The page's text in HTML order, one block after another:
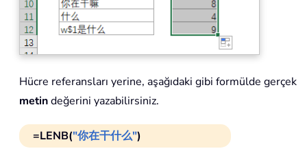
Hücre referansları yerine, aşağıdaki gibi formülde gerçek
metindeğerini yazabilirsiniz.
=LENB("你在干什么")